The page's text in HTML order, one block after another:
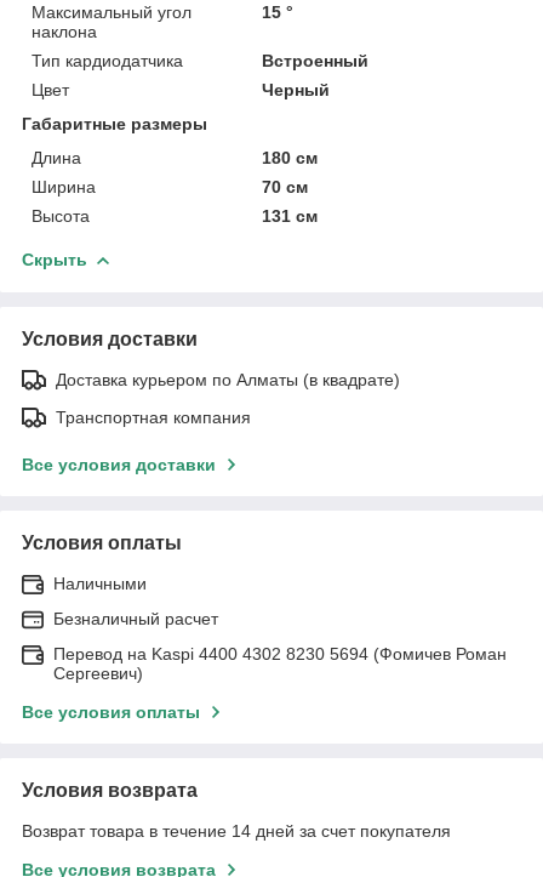
Максимальный угол
наклона
15 °
Тип кардиодатчика
Встроенный
Цвет
Черный
Габаритные размеры
Длина
180 см
Ширина
70 см
Высота
131 см
Скрыть
Условия доставки
Доставка курьером по Алматы (в квадрате)
Транспортная компания
Все условия доставки
Условия оплаты
Наличными
Безналичный расчет
Перевод на Kaspi 4400 4302 8230 5694 (Фомичев Роман
Сергеевич)
Все условия оплаты
Условия возврата
Возврат товара в течение 14 дней за счет покупателя
Все условия возврата